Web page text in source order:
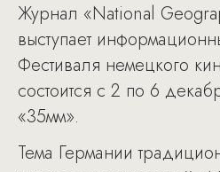
Журнал «National
выступает
Фестиваля немецкого
состоится с 2 по 6
«35мм».
Тема Германии